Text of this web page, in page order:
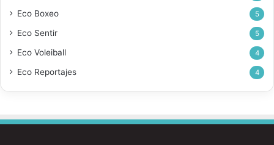
Eco Boxeo 5
Eco Sentir 5
Eco Voleiball 4
Eco Reportajes 4